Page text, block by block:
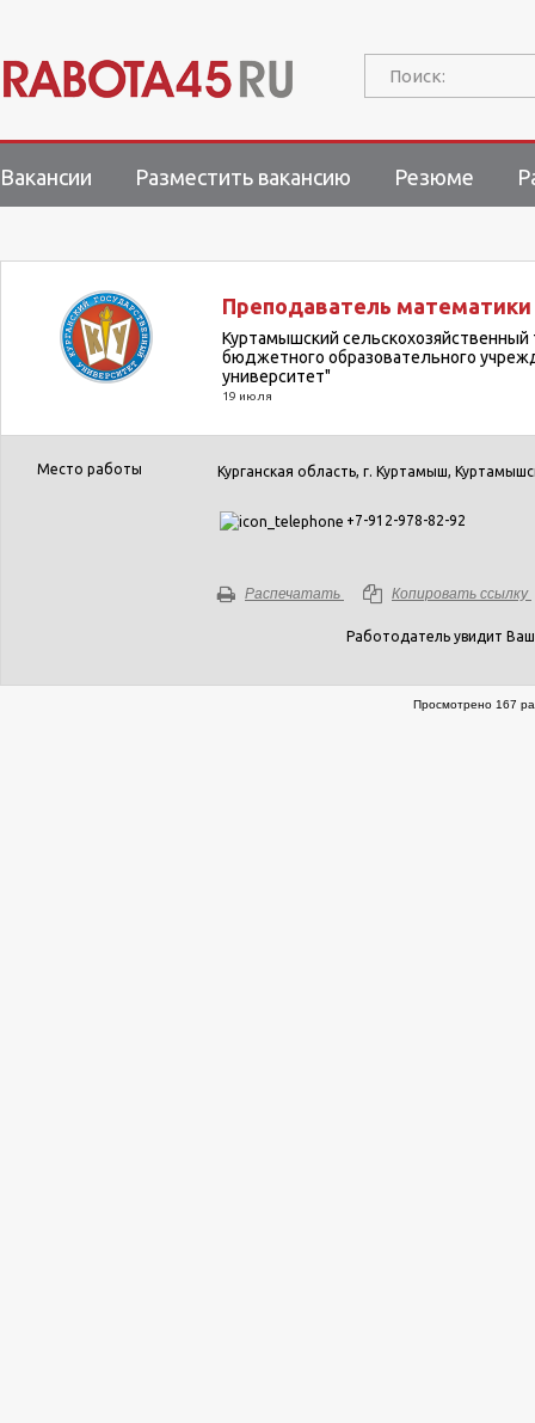
Поиск:
Вакансии Разместить вакансию Резюме
Преподаватель математики
Куртамышский
бюджетного образовательного
университет"
19 июля
Место работы Курганская область, г. Куртамыш,
+7-912-978-82-92
Распечатать Копировать ссылку
Работодатель увидит
Просмотрено 167